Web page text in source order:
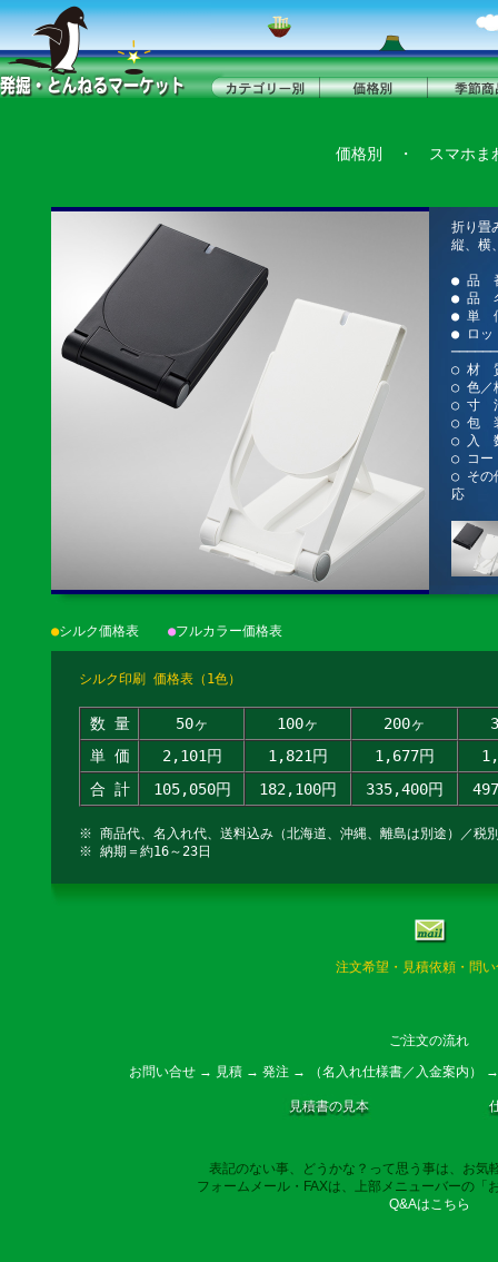
価格別 ・ スマホま
折り畳
縦、横
● 品
● 品
● 単
● ロッ
○ 材
○ 色／
○ 寸
○ 包
○ 入
○ コー
○ その
応
●シルク価格表 ●フルカラー価格表
シルク印刷 価格表（1色）
数 量 50ヶ 100ヶ 200ヶ
単 価
2,101円 1,821円 1,677円
合 計
105,050円 182,100円 335,400円
※ 商品代、名入れ代、送料込み（北海道、沖縄、離島は別途）／税
※ 納期＝約16～23日
注文希望・見積依頼・問
ご注文の流れ
お問い合せ → 見積 → 発注 → （名入れ仕様書／入金案内）
見積書の見本
表記のない事、どうかな？って思う事は、お気
フォームメール・FAXは、上部メニューバーの「
Q&Aはこちら